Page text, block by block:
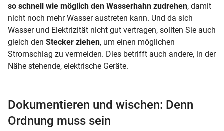
so schnell wie möglich den Wasserhahn zudrehen, damit
nicht noch mehr Wasser austreten kann. Und da sich
Wasser und Elektrizität nicht gut vertragen, sollten Sie auch
gleich den Stecker ziehen, um einen möglichen
Stromschlag zu vermeiden. Dies betrifft auch andere, in der
Nähe stehende, elektrische Geräte.
Dokumentieren und wischen: Denn
Ordnung muss sein